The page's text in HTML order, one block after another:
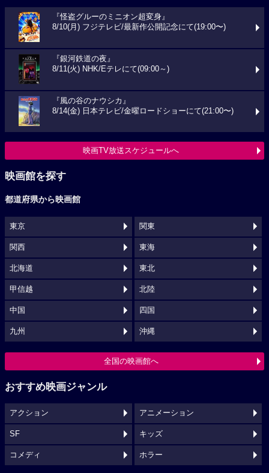
『怪盗グルーのミニオン超変身』
8/10(月) フジテレビ/最新作公開記念にて(19:00〜)
『銀河鉄道の夜』
8/11(火) NHK/Eテレにて(09:00～)
『風の谷のナウシカ』
8/14(金) 日本テレビ/金曜ロードショーにて(21:00〜)
映画TV放送スケジュールへ
映画館を探す
都道府県から映画館
東京 関東
関西 東海
北海道 東北
甲信越 北陸
中国 四国
九州 沖縄
全国の映画館へ
おすすめ映画ジャンル
アクション アニメーション
SF キッズ
コメディ ホラー